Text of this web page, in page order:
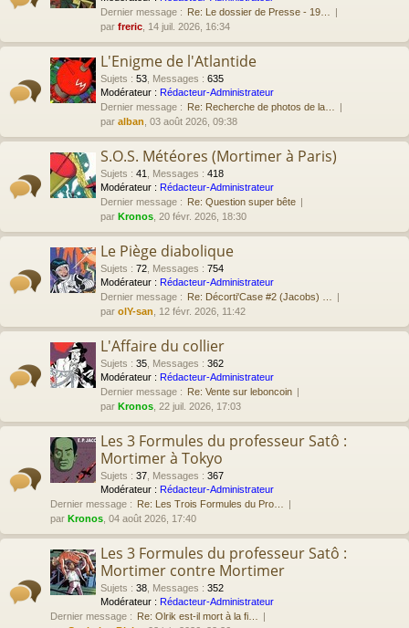
Dernier message : Re: Le dossier de Presse - 19…
par freric , 14 juil. 2026, 16:34
L'Enigme de l'Atlantide
Sujets : 53 Messages : 635
Modérateur : Rédacteur-Administrateur
Dernier message : Re: Recherche de photos de la…
par alban , 03 août 2026, 09:38
S.O.S. Météores (Mortimer à Paris)
Sujets : 41 Messages : 418
Modérateur : Rédacteur-Administrateur
Dernier message : Re: Question super bête
par Kronos , 20 févr. 2026, 18:30
Le Piège diabolique
Sujets : 72 Messages : 754
Modérateur : Rédacteur-Administrateur
Dernier message : Re: Décorti'Case #2 (Jacobs) …
par olY-san , 12 févr. 2026, 11:42
L'Affaire du collier
Sujets : 35 Messages : 362
Modérateur : Rédacteur-Administrateur
Dernier message : Re: Vente sur leboncoin
par Kronos , 22 juil. 2026, 17:03
Les 3 Formules du professeur Satô :
Mortimer à Tokyo
Sujets : 37 Messages : 367
Modérateur : Rédacteur-Administrateur
Dernier message : Re: Les Trois Formules du Pro…
par Kronos , 04 août 2026, 17:40
Les 3 Formules du professeur Satô :
Mortimer contre Mortimer
Sujets : 38 Messages : 352
Modérateur : Rédacteur-Administrateur
Dernier message : Re: Olrik est-il mort à la fi…